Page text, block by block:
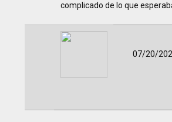
complicado de lo que
07/20/